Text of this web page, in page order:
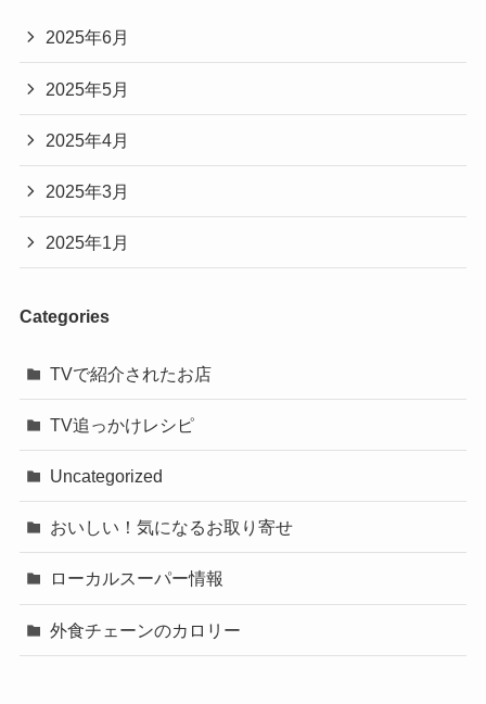
2025年6月
2025年5月
2025年4月
2025年3月
2025年1月
Categories
TVで紹介されたお店
TV追っかけレシピ
Uncategorized
おいしい！気になるお取り寄せ
ローカルスーパー情報
外食チェーンのカロリー